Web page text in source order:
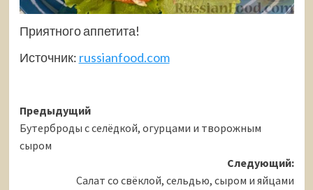
Приятного аппетита!
Источник: russianfood.com
Навигация
записи
Предыдущий
Бутерброды с селёдкой, огурцами и творожным
сыром
Следующий:
Салат со свёклой, сельдью, сыром и яйцами